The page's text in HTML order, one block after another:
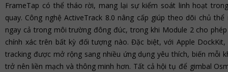
FrameTap có thể tháo rời, mang lại sự kiểm soát linh hoạt
quay. Công nghệ ActiveTrack 8.0 nâng cấp giúp theo dõi chủ
ngay cả trong môi trường đông đúc, trong khi Module 2 cho
chính xác trên bất kỳ đối tượng nào. Đặc biệt, với Apple DockKit,
tracking được mở rộng sang nhiều ứng dụng yêu thích, biến mỗi
trở nên liền mạch và thông minh hơn. Tất cả hội tụ để gimbal